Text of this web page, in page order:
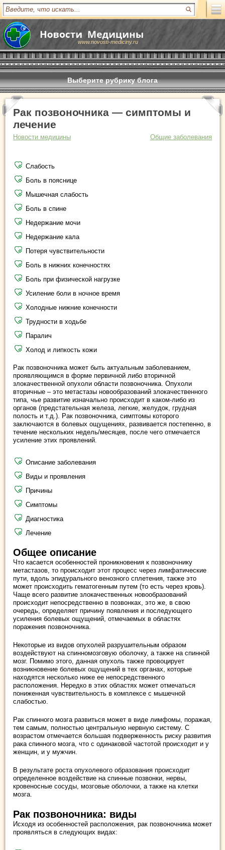
www.novosti-mediciny.ru
Выберите рубрику блога
Рак позвоночника — симптомы и
лечение
Новости медицины Общие заболевания
Слабость
Боль в пояснице
Мышечная слабость
Боль в спине
Недержание мочи
Недержание кала
Потеря чувствительности
Боль в нижних конечностях
Боль при физической нагрузке
Усиление боли в ночное время
Холодные нижние конечности
Трудности в ходьбе
Паралич
Холод и липкость кожи
Рак позвоночника может быть актуальным заболеванием,
проявляющимся в форме первичной либо вторичной
злокачественной опухоли области позвоночника. Опухоли
вторичные – это метастазы новообразований злокачественного
типа, чье развитие изначально происходит в каком-либо из
органов (предстательная железа, легкие, желудок, грудная
полость и т.д.). Рак позвоночника, симптомы которого
заключаются в болевых ощущениях, развивается постепенно, в
течение нескольких недель/месяцев, после чего отмечается
усиление этих проявлений.
Описание заболевания
Виды и проявления
Причины
Симптомы
Диагностика
Лечение
Общее описание
Что касается особенностей проникновения к позвоночнику
метастазов, то происходит этот процесс через лимфатические
пути, вдоль эпидурального венозного сплетения, также это
может происходить гематогенным путем (то есть через кровь).
Чаще всего развитие злокачественных новообразований
происходит непосредственно в позвонках, это же, в свою
очередь, определяет причину появления и последующего
усиления болевых ощущений, отмечаемых в областях
поражения позвоночника.
Некоторые из видов опухолей разрушительным образом
воздействуют на спинномозговую оболочку, а также на спинной
мозг. Помимо этого, данная опухоль также провоцирует
возникновение болевых ощущений в тех органах, которые
находятся несколько ниже ее непосредственного
расположения. Нередко в этих областях может отмечаться
пониженная чувствительность в комплексе с мышечной
слабостью.
Рак спинного мозга развиться может в виде лимфомы, поражая,
тем самым, полностью центральную нервную систему. С
возрастом отмечается большая подверженность риску развития
рака спинного мозга, что с одинаковой частотой происходит и у
женщин, и у мужчин.
В результате роста опухолевого образования происходит
определенное воздействие на спинные позвонки, нервы,
кровеносные сосуды, мозговые оболочки, а также на клетки
мозга.
Рак позвоночника: виды
Исходя из особенностей расположения, рак позвоночника может
проявляться в следующих видах: